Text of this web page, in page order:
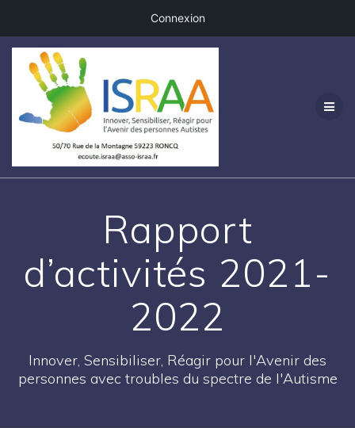
Connexion
Passer
contenu
Rapport
d’activités 2021-
2022
Innover, Sensibiliser, Réagir pour l'Avenir des
personnes avec troubles du spectre de l'Autisme